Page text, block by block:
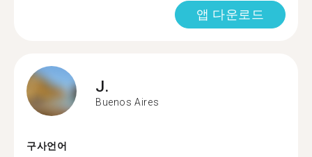
앱 다운로드
J.
Buenos Aires
구사언어